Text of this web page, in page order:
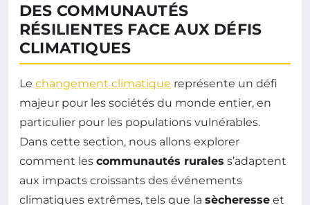
DES COMMUNAUTÉS
RÉSILIENTES FACE AUX DÉFIS
CLIMATIQUES
Le changement climatique représente un défi
majeur pour les sociétés du monde entier, en
particulier pour les populations vulnérables.
Dans cette section, nous allons explorer
comment les communautés rurales s’adaptent
aux impacts croissants des événements
climatiques extrêmes, tels que la sècheresse et